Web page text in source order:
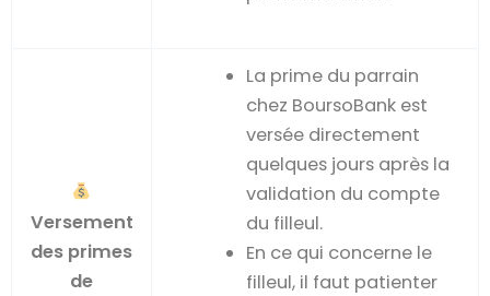
Versement
des primes
de
La prime du parrain
chez BoursoBank est
versée directement
quelques jours après la
validation du compte
du filleul.
En ce qui concerne le
filleul, il faut patienter